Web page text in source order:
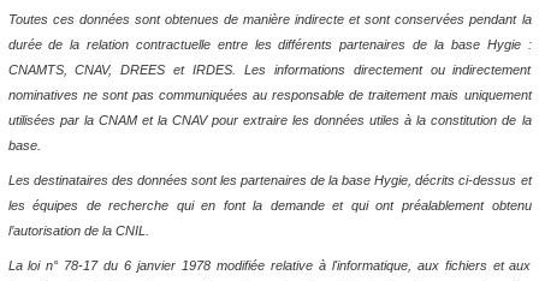
Toutes ces données sont obtenues de manière indirecte et sont conservées pendant la
durée de la relation contractuelle entre les différents partenaires de la base Hygie :
CNAMTS, CNAV, DREES et IRDES. Les informations directement ou indirectement
nominatives ne sont pas communiquées au responsable de traitement mais uniquement
utilisées par la CNAM et la CNAV pour extraire les données utiles à la constitution de la
base.
Les destinataires des données sont les partenaires de la base Hygie, décrits ci-dessus et
les équipes de recherche qui en font la demande et qui ont préalablement obtenu
l’autorisation de la CNIL.
La loi n° 78-17 du 6 janvier 1978 modifiée relative à l'informatique, aux fichiers et aux